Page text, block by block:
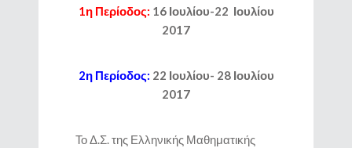
1η Περίοδος: 16 Ιουλίου-22 Ιουλίου
2017
2η Περίοδος: 22 Ιουλίου- 28 Ιουλίου
2017
Το Δ.Σ. της Ελληνικής Μαθηματικής